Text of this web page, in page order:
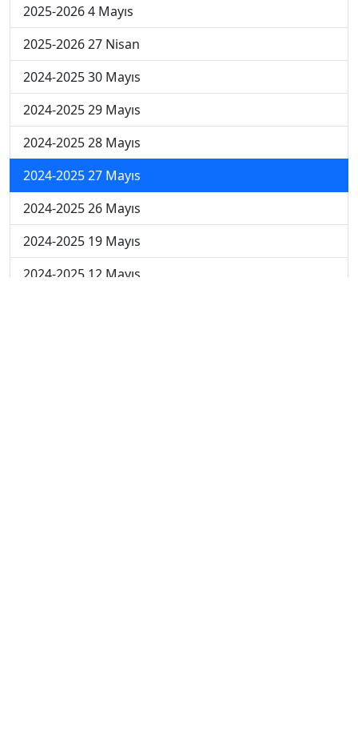
2025-2026 4 Mayıs
2025-2026 27 Nisan
2024-2025 30 Mayıs
2024-2025 29 Mayıs
2024-2025 28 Mayıs
2024-2025 27 Mayıs
2024-2025 26 Mayıs
2024-2025 19 Mayıs
2024-2025 12 Mayıs